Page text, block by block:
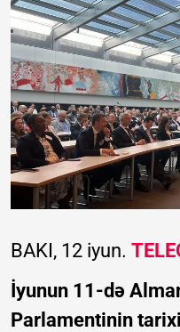
BAKI, 12 iyun.
İyunun 11-də
Parlamentinin